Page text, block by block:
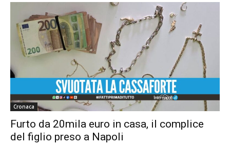
Cronaca
Furto da 20mila euro in casa, il complice
del figlio preso a Napoli